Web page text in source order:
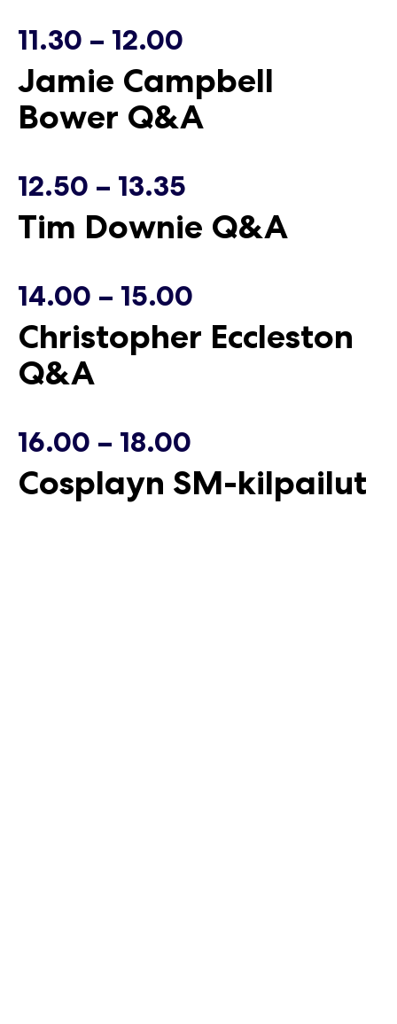
11.30 – 12.00
Jamie Campbell
Bower Q&A
12.50 – 13.35
Tim Downie Q&A
14.00 – 15.00
Christopher Eccleston
Q&A
16.00 – 18.00
Cosplayn SM-kilpailut